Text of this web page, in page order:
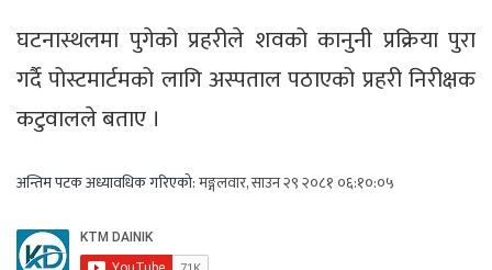
घटनास्थलमा पुगेको प्रहरीले शवको कानुनी प्रक्रिया पुरा
गर्दै पोस्टमार्टमको लागि अस्पताल पठाएको प्रहरी निरीक्षक
कटुवालले बताए ।
अन्तिम पटक अध्यावधिक गरिएको:मङ्गलवार, साउन २९ २०८१ ०६:१०:०५